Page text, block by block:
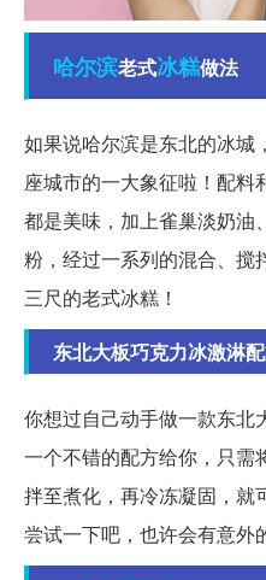
哈尔滨老式冰糕做法
如果说哈尔滨是东北的冰城
座城市的一大象征啦！配
都是美味，加上雀巢淡奶油
粉，经过一系列的混合、搅
三尺的老式冰糕！
东北大板巧克力冰激淋
你想过自己动手做一款东北
一个不错的配方给你，只需
拌至煮化，再冷冻凝固，就
尝试一下吧，也许会有意外